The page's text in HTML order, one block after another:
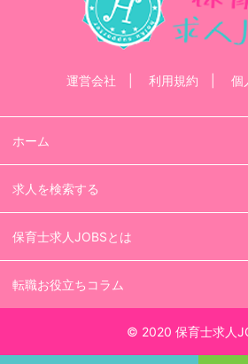
運営会社 利用規約 個
ホーム
求人を検索する
保育士求人JOBSとは
転職お役立ちコラム
© 2020 保育士求人